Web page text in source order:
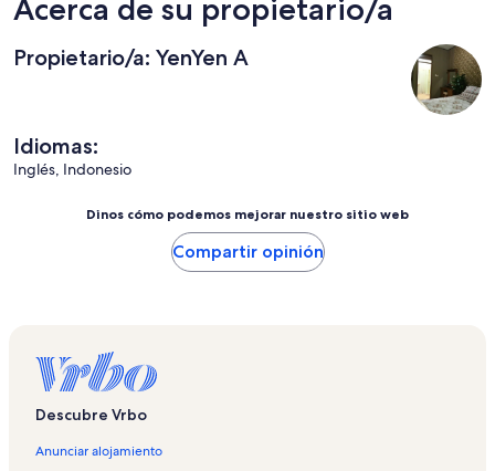
Acerca de su propietario/a
Propietario/a: YenYen A
Idiomas:
Inglés, Indonesio
Dinos cómo podemos mejorar nuestro sitio web
Compartir opinión
Descubre Vrbo
Anunciar alojamiento